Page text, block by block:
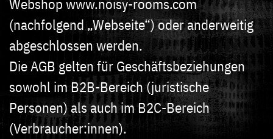
Webshop www.noisy-rooms.com
(nachfolgend „Webseite“) oder anderweitig
abgeschlossen werden.
Die AGB gelten für Geschäftsbeziehungen
sowohl im B2B-Bereich (juristische
Personen) als auch im B2C-Bereich
(Verbraucher:innen).